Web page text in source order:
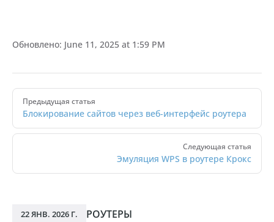
Обновлено: June 11, 2025 at 1:59 PM
PagerПредыдущая статья
Блокирование сайтов через веб-интерфейс роутера
Следующая статья
Эмуляция WPS в роутере Крокс
22 ЯНВ. 2026 Г.
РОУТЕРЫ